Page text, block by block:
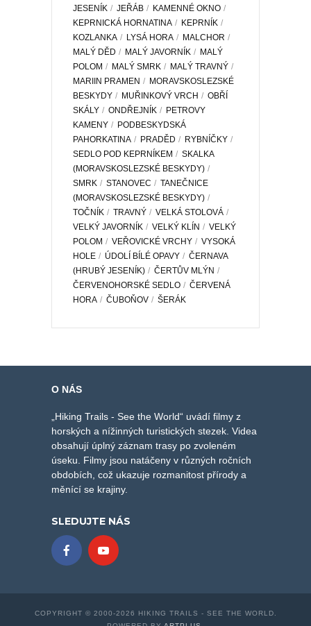
JESENÍK
JEŘÁB
KAMENNÉ OKNO
KEPRNICKÁ HORNATINA
KEPRNÍK
KOZLANKA
LYSÁ HORA
MALCHOR
MALÝ DĚD
MALÝ JAVORNÍK
MALÝ
POLOM
MALÝ SMRK
MALÝ TRAVNÝ
MARIIN PRAMEN
MORAVSKOSLEZSKÉ
BESKYDY
MUŘINKOVÝ VRCH
OBŘÍ
SKÁLY
ONDŘEJNÍK
PETROVY
KAMENY
PODBESKYDSKÁ
PAHORKATINA
PRADĚD
RYBNÍČKY
SEDLO POD KEPRNÍKEM
SKALKA
(MORAVSKOSLEZSKÉ BESKYDY)
SMRK
STANOVEC
TANEČNICE
(MORAVSKOSLEZSKÉ BESKYDY)
TOČNÍK
TRAVNÝ
VELKÁ STOLOVÁ
VELKÝ JAVORNÍK
VELKÝ KLÍN
VELKÝ
POLOM
VEŘOVICKÉ VRCHY
VYSOKÁ
HOLE
ÚDOLÍ BÍLÉ OPAVY
ČERNAVA
(HRUBÝ JESENÍK)
ČERTŮV MLÝN
ČERVENOHORSKÉ SEDLO
ČERVENÁ
HORA
ČUBOŇOV ŠERÁK
O NÁS
„Hiking Trails - See the World“ uvádí filmy z
horských a nížinných turistických stezek. Videa
obsahují úplný záznam trasy po zvoleném
úseku. Filmy jsou natáčeny v různých ročních
obdobích, což ukazuje rozmanitost přírody a
měnící se krajiny.
SLEDUJTE NÁS
COPYRIGHT © 2000-2026 HIKING TRAILS - SEE THE WORLD.